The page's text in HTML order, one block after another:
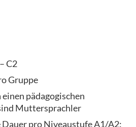
C2
Gruppe
pädagogischen
Muttersprachler
pro Niveaustufe A1/A2: